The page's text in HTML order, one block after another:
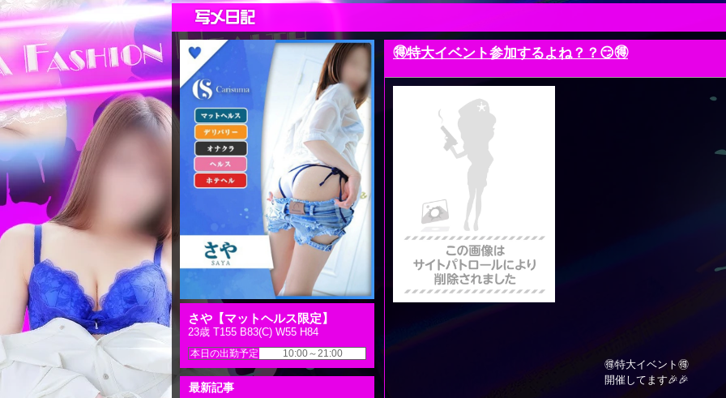
さや【マットヘルス限定】
23歳 T155 B83(C) W55 H84
本日の出勤予定 10:00～21:00
最新記事
🉐特大イベント参加するよね？？😏🉐
🉐特大イベント🉐
開催してます🎉🎉